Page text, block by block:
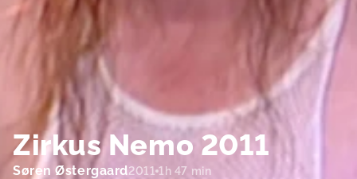
Zirkus Nemo 2011
Søren Østergaard2011 1h 47 min